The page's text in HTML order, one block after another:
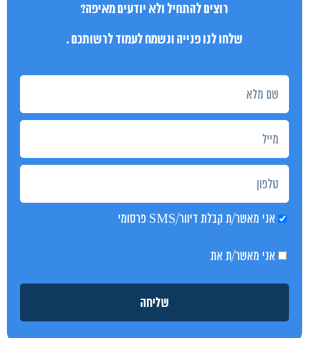
רוצים להתחיל ולא יודעים מאיפה?
שלחו לנו פנייה ונשמח לעמוד לרשותכם .
אני מאשר/ת קבלת דיוור/SMS פרסומי
אני מאשר/ת את
שליחה